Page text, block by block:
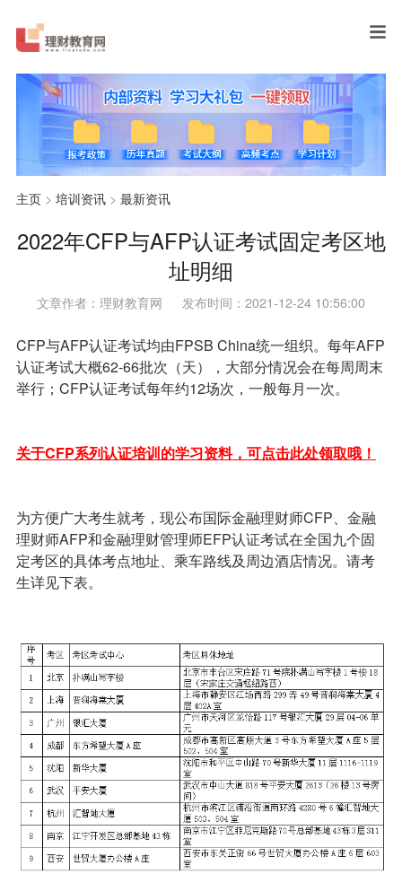
主页> 培训资讯> 最新资讯
2022年CFP与AFP认证考试固定考区地
址明细
文章作者：理财教育网 发布时间：2021-12-24 10:56:00
CFP与AFP认证考试均由FPSB China统一组织。每年AFP
认证考试大概62-66批次（天），大部分情况会在每周周末
举行；CFP认证考试每年约12场次，一般每月一次。
关于CFP系列认证培训的学习资料，可点击此处领取哦！
为方便广大考生就考，现公布国际金融理财师CFP、金融
理财师AFP和金融理财管理师EFP认证考试在全国九个固
定考区的具体考点地址、乘车路线及周边酒店情况。请考
生详见下表。